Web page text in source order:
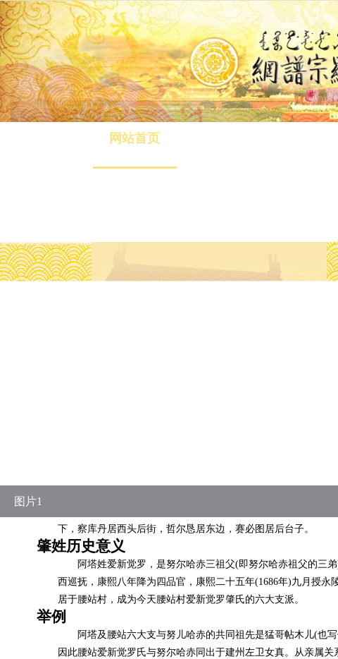
网站首页
图片1
下，察库丹居西头后街，哲尔恳居东边，赛必图居后台子。
肇姓历史意义
阿塔姓爱新觉罗，是努尔哈赤三祖父(即努尔哈赤祖父的三
西巡抚，康熙八年降为四品官，康熙二十五年(1686年)九月授
居于腰站村，成为今天腰站村爱新觉罗肇氏的六大支派。
举例
阿塔及腰站六大支与努儿哈赤的共同祖先是猛哥帖木儿(也
因此腰站爱新觉罗氏与努尔哈赤同出于建州左卫女真。从亲属